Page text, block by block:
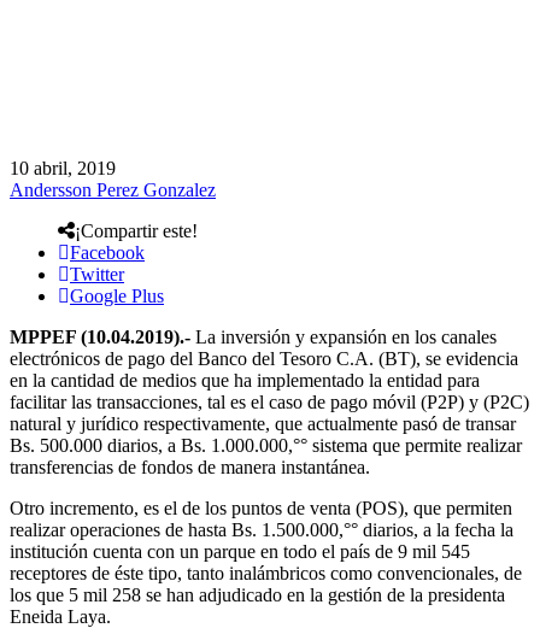
10 abril, 2019
Andersson Perez Gonzalez
¡Compartir este!
Facebook
Twitter
Google Plus
MPPEF (10.04.2019).- La inversión y expansión en los canales
electrónicos de pago del Banco del Tesoro C.A. (BT), se evidencia
en la cantidad de medios que ha implementado la entidad para
facilitar las transacciones, tal es el caso de pago móvil (P2P) y (P2C)
natural y jurídico respectivamente, que actualmente pasó de transar
Bs. 500.000 diarios, a Bs. 1.000.000,°° sistema que permite realizar
transferencias de fondos de manera instantánea.
Otro incremento, es el de los puntos de venta (POS), que permiten
realizar operaciones de hasta Bs. 1.500.000,°° diarios, a la fecha la
institución cuenta con un parque en todo el país de 9 mil 545
receptores de éste tipo, tanto inalámbricos como convencionales, de
los que 5 mil 258 se han adjudicado en la gestión de la presidenta
Eneida Laya.